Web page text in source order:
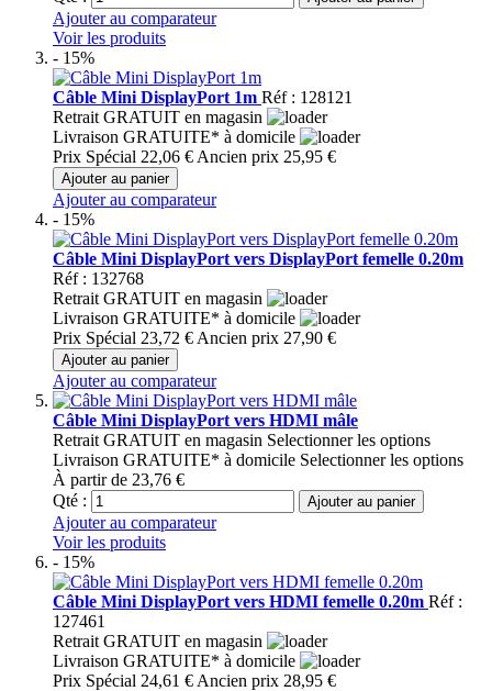
Ajouter au comparateur
Voir les produits
- 15%
Câble Mini DisplayPort 1m Réf : 128121
Retrait GRATUIT en magasin
Livraison GRATUITE* à domicile
Prix Spécial 22,06 € Ancien prix 25,95 €
Ajouter au panier
Ajouter au comparateur
- 15%
Câble Mini DisplayPort vers DisplayPort femelle 0.20m
Réf : 132768
Retrait GRATUIT en magasin
Livraison GRATUITE* à domicile
Prix Spécial 23,72 € Ancien prix 27,90 €
Ajouter au panier
Ajouter au comparateur
Câble Mini DisplayPort vers HDMI mâle
Retrait GRATUIT en magasin Selectionner les options
Livraison GRATUITE* à domicile Selectionner les options
À partir de 23,76 €
Qté :
Ajouter au panier
Ajouter au comparateur
Voir les produits
- 15%
Câble Mini DisplayPort vers HDMI femelle 0.20m Réf :
127461
Retrait GRATUIT en magasin
Livraison GRATUITE* à domicile
Prix Spécial 24,61 € Ancien prix 28,95 €